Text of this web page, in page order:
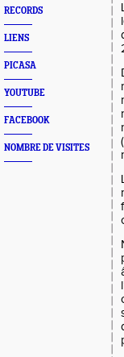
RECORDS
LIENS
PICASA
YOUTUBE
FACEBOOK
NOMBRE DE VISITES